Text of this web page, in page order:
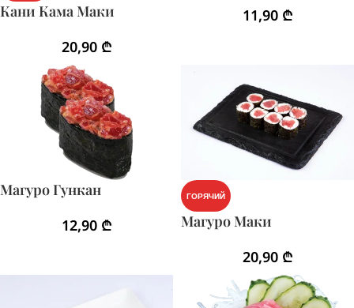
Кани Кама Маки
20,90 ₾
11,90 ₾
Магуро Гункан
12,90 ₾
ГОРЯЧИЙ
Магуро Маки
20,90 ₾